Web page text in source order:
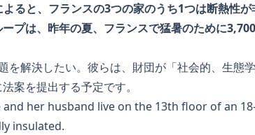
と、フランスの3つの家のうち1つは断熱性が
プは、昨年の夏、フランスで猛暑のために
を解決したい。彼らは、財団が「社会的、生態
案を提出する予定です。
her husband live on the 13th floor of an
insulated.